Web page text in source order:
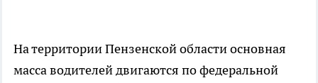
На территории Пензенской области основная
масса водителей двигаются по федеральной